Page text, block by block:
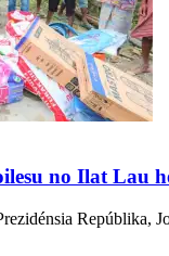
no Ilat Lau
Repúblika,